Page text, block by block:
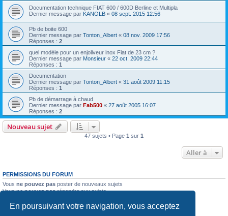
En poursuivant votre navigation, vous acceptez
Documentation technique FIAT 600 / 600D Berline et Multipla
Dernier message par KANOLB « 08 sept. 2015 12:56
Pb de boite 600
Dernier message par Tonton_Albert « 08 nov. 2009 17:56
Réponses : 2
quel modéle pour un enjoliveur inox Fiat de 23 cm ?
Dernier message par Monsieur « 22 oct. 2009 22:44
Réponses : 1
Documentation
Dernier message par Tonton_Albert « 31 août 2009 11:15
Réponses : 1
Pb de démarrage à chaud
Dernier message par Fab500 « 27 août 2005 16:07
Réponses : 2
Nouveau sujet
47 sujets • Page 1 sur 1
Aller à
PERMISSIONS DU FORUM
Vous ne pouvez pas poster de nouveaux sujets
Vousne pouvez pasrépondre aux sujets
Vousne pouvez passupprimer vos messages
ne pouvez pas joindre des fichiers